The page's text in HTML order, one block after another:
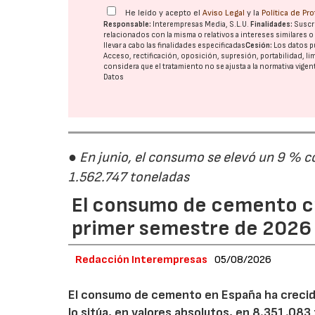
He leído y acepto elAviso Legal y la Política de
Responsable: Interempresas Media, S.L.U.Finalidades:
relacionados con la misma o relativos a intereses similares
llevar a cabo las finalidades especificadasCesión: Los datos
Acceso, rectificación, oposición, supresión, portabilidad,
considera que el tratamiento no se ajusta a la normativa
Datos
● En junio, el consumo se elevó un 9 %
1.562.747 toneladas
El consumo de cemento
primer semestre de 2026
Redacción Interempresas 05/08/2026
El consumo de cemento en España ha